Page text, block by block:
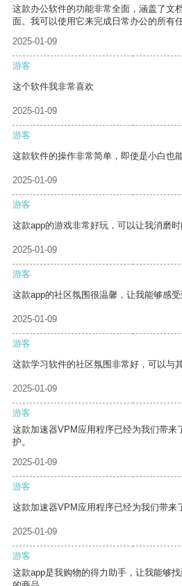
这款办公软件的功能非常全面，涵盖了文
面。我可以使用它来完成日常办公的所有
2025-01-09
游客
这个软件我非常喜欢
2025-01-09
游客
这款软件的操作非常简单，即使是小白也
2025-01-09
游客
这款app的游戏非常好玩，可以让我消磨时
2025-01-09
游客
这款app的社区氛围很温馨，让我能够感受
2025-01-09
游客
这款学习软件的社区氛围非常好，可以与
2025-01-09
游客
这款加速器VPM应用程序已经为我们带来
护。
2025-01-09
游客
这款加速器VPM应用程序已经为我们带来
2025-01-09
游客
这款app是我购物的得力助手，让我能够